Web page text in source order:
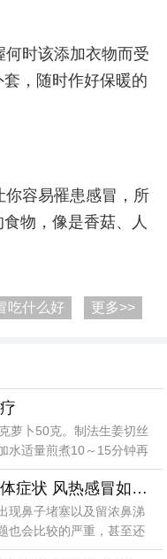
时该添加衣物而受
，随时作好保暖的
容易罹患感冒，所
物，像是香菇、人
吃什么好 更多>>
萝卜50克。制法生姜切丝
水适量煎煮10～15分钟再
风热感冒的八大具体症状 风热感冒如何预防
现鼻子堵塞以及留浓鼻涕
也会比较的严重，甚至还